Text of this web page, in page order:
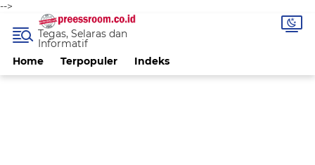
-->
Home Terpopuler Indeks
Tegas, Selaras dan
Informatif